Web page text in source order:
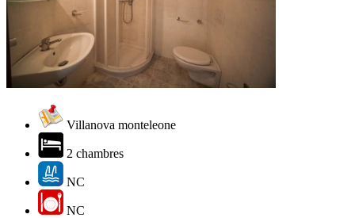
Villanova monteleone
2 chambres
NC
NC